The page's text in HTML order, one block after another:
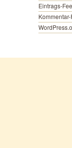
Eintrags-